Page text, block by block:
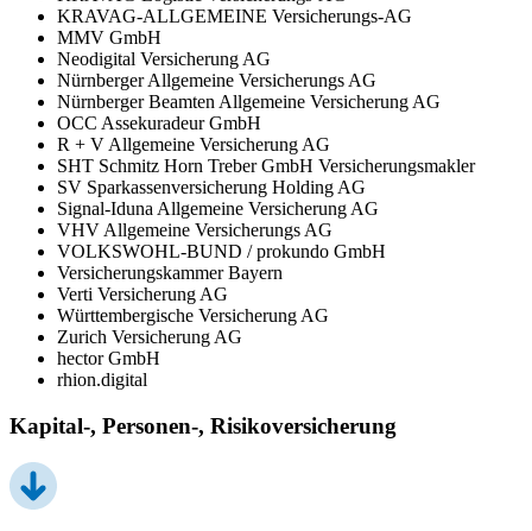
KRAVAG-ALLGEMEINE Versicherungs-AG
MMV GmbH
Neodigital Versicherung AG
Nürnberger Allgemeine Versicherungs AG
Nürnberger Beamten Allgemeine Versicherung AG
OCC Assekuradeur GmbH
R + V Allgemeine Versicherung AG
SHT Schmitz Horn Treber GmbH Versicherungsmakler
SV Sparkassenversicherung Holding AG
Signal-Iduna Allgemeine Versicherung AG
VHV Allgemeine Versicherungs AG
VOLKSWOHL-BUND / prokundo GmbH
Versicherungskammer Bayern
Verti Versicherung AG
Württembergische Versicherung AG
Zurich Versicherung AG
hector GmbH
rhion.digital
Kapital-, Personen-, Risikoversicherung